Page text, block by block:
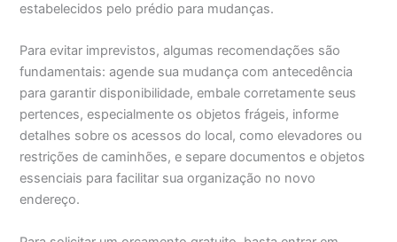
estabelecidos pelo prédio para mudanças.
Para evitar imprevistos, algumas recomendações são
fundamentais: agende sua mudança com antecedência
para garantir disponibilidade, embale corretamente seus
pertences, especialmente os objetos frágeis, informe
detalhes sobre os acessos do local, como elevadores ou
restrições de caminhões, e separe documentos e objetos
essenciais para facilitar sua organização no novo
endereço.